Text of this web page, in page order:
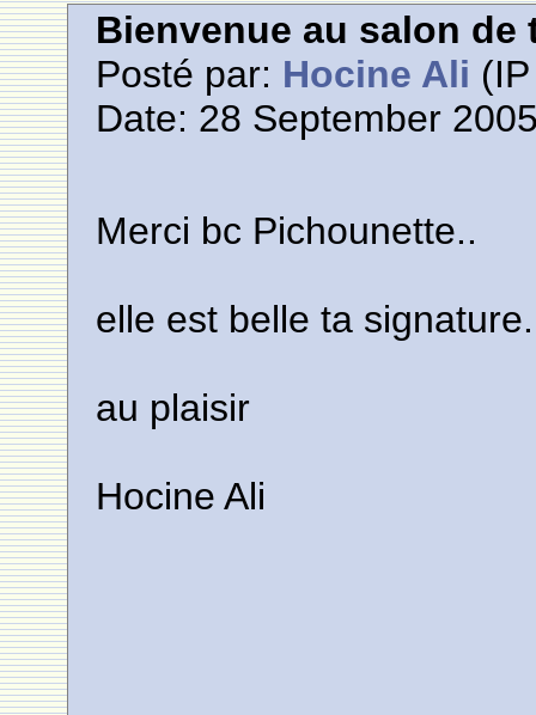
Bienvenue au salon de
Posté par: Hocine Ali
Date: 28 September
Merci bc Pichounette..
elle est belle ta
au plaisir
Hocine Ali